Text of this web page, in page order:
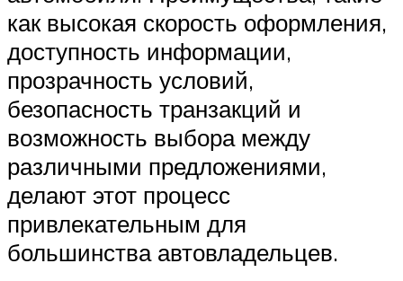
как высокая скорость оформления,
доступность информации,
прозрачность условий,
безопасность транзакций и
возможность выбора между
различными предложениями,
делают этот процесс
привлекательным для
большинства автовладельцев.